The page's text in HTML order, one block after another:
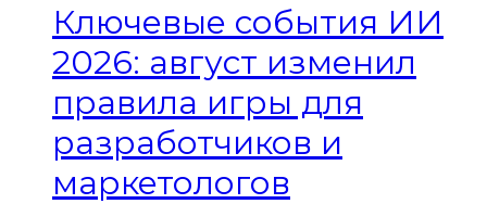
Ключевые события ИИ
2026: август изменил
правила игры для
разработчиков и
маркетологов